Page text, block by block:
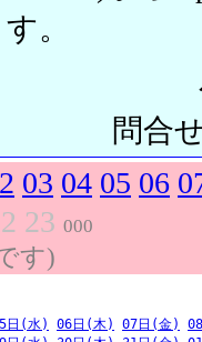
。
問合
03 04 05 06
23 000
す)
日(水) 06日(木) 07日(金)